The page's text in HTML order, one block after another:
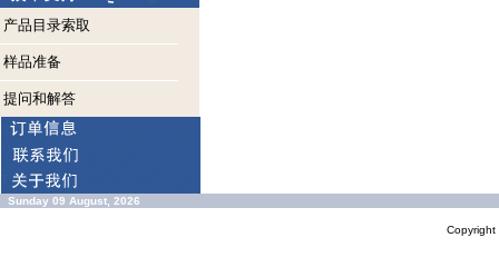
产品目录索取
样品准备
提问和解答
Sunday 09 August, 2026